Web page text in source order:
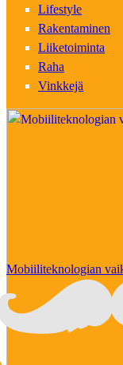
Lifestyle
Rakentaminen
Liiketoiminta
Raha
Vinkkejä
Mobiiliteknologian